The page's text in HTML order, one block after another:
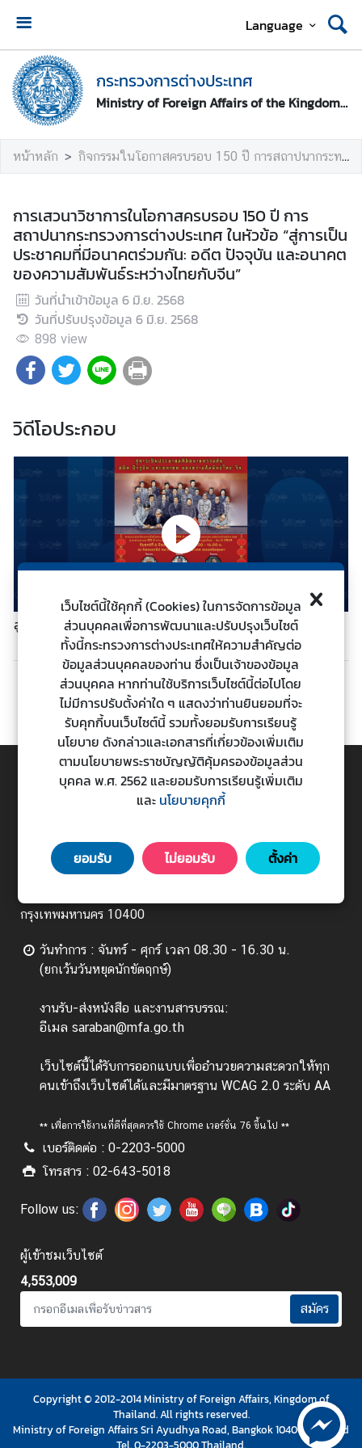
Language
กระทรวงการต่างประเทศ
Ministry of Foreign Affairs of the Kingdom of Thailand
ห
น้
า
ห
ลั
ก
ะ
ท
ร
ว
ง
ก
า
ร
ต่
ง
ป
ร
ะ
ศ
บ
ก
า
ป
ร
ช
า
ช
น
อ
มู
ล
ป
ร
ศ
หน้าหลัก กิจกรรมในโอกาสครบรอบ 150 ปี การสถาปนากระทรวงการต่างประเทศ
การเสวนาวิชาการในโอกาสครบรอบ 150 ปี การ
สถาปนากระทรวงการต่างประเทศ ในหัวข้อ “สู่การเป็น
ประชาคมที่มีอนาคตร่วมกัน: อดีต ปัจจุบัน และอนาคต
ของความสัมพันธ์ระหว่างไทยกับจีน”
วันที่นำเข้าข้อมูล 6 มิ.ย. 2568
วันที่ปรับปรุงข้อมูล 6 มิ.ย. 2568
898 view
วิดีโอประกอบ
สู่การเป็นประชาชนที่มีอนาคตร่วมกัน: อดีต ปัจจุบัน และอนาคต
ของความสัมพันธ์ไทย - จีน
ก่อนหน้า ถัดไป
กระทรวงการต่างประเทศ
Ministry of Foreign Affairs
กรุงเทพมหานคร 10400
วันทำการ : จันทร์ - ศุกร์ เวลา 08.30 - 16.30 น.
(ยกเว้นวันหยุดนักขัตฤกษ์)
งานรับ-ส่งหนังสือ และงานสารบรรณ:
อีเมล saraban@mfa.go.th
เว็บไซต์นี้ได้รับการออกแบบเพื่ออำนวยความสะดวกให้ทุก
คนเข้าถึงเว็บไซต์ได้และมีมาตรฐาน WCAG 2.0 ระดับ AA
** เพื่อการใช้งานที่ดีที่สุดควรใช้ Chrome เวอร์ชั่น 76 ขึ้นไป **
เบอร์ติดต่อ : 0-2203-5000
โทรสาร : 02-643-5018
Follow us:
ผู้เข้าชมเว็บไซต์
4,553,009
สมัคร
Copyright © 2012-2014 Ministry of Foreign Affairs, Kingdom of
Thailand. All rights reserved.
Ministry of Foreign Affairs Sri Ayudhya Road, Bangkok 10400 Thailand
เว็บไซต์นี้ใช้คุกกี้ (Cookies) ในการจัดการข้อมูล
ส่วนบุคคลเพื่อการพัฒนาและปรับปรุงเว็บไซต์
ทั้งนี้กระทรวงการต่างประเทศให้ความสำคัญต่อ
ข้อมูลส่วนบุคคลของท่าน ซึ่งเป็นเจ้าของข้อมูล
ส่วนบุคคล หากท่านใช้บริการเว็บไซต์นี้ต่อไปโดย
ไม่มีการปรับตั้งค่าใด ๆ แสดงว่าท่านยินยอมที่จะ
รับคุกกี้บนเว็บไซต์นี้ รวมทั้งยอมรับการเรียนรู้
นโยบาย ดังกล่าวและเอกสารที่เกี่ยวข้องเพิ่มเติม
ตามนโยบายพระราชบัญญัติคุ้มครองข้อมูลส่วน
บุคคล พ.ศ. 2562 และยอมรับการเรียนรู้เพิ่มเติม
และ นโยบายคุกกี้
ยอมรับ ไม่ยอมรับ ตั้งค่า